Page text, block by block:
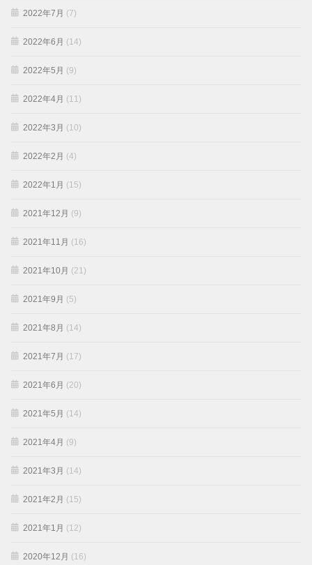
2022年7月 (7)
2022年6月 (14)
2022年5月 (9)
2022年4月 (11)
2022年3月 (10)
2022年2月 (4)
2022年1月 (15)
2021年12月 (9)
2021年11月 (16)
2021年10月 (21)
2021年9月 (5)
2021年8月 (14)
2021年7月 (17)
2021年6月 (20)
2021年5月 (14)
2021年4月 (9)
2021年3月 (14)
2021年2月 (15)
2021年1月 (12)
2020年12月 (16)